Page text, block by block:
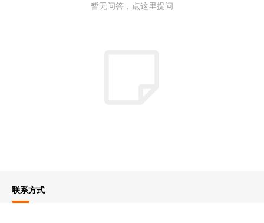
暂无问答，点这里提问
联系方式